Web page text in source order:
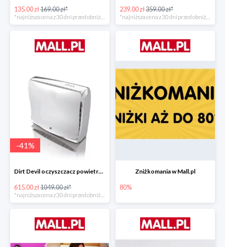
135.00 zł169.00 zł* 239.00 zł359.00 zł*
-41%
Dirt Devil oczyszczacz powietrza Pureza 350 -41%
615.00 zł1049.00 zł*
*najniższa cena z 30 dni przed obniżką
Zniżkomania w Mall.pl
80%